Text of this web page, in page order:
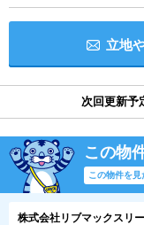
立地
次回更新予
この物
この物件を
株式会社リブマックスリ